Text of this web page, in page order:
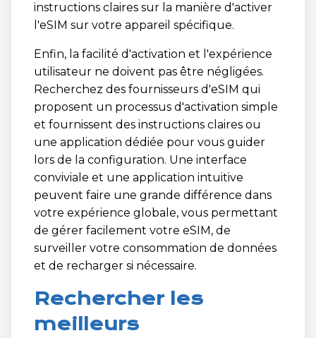
instructions claires sur la manière d'activer
l'eSIM sur votre appareil spécifique.
Enfin, la facilité d'activation et l'expérience
utilisateur ne doivent pas être négligées.
Recherchez des fournisseurs d'eSIM qui
proposent un processus d'activation simple
et fournissent des instructions claires ou
une application dédiée pour vous guider
lors de la configuration. Une interface
conviviale et une application intuitive
peuvent faire une grande différence dans
votre expérience globale, vous permettant
de gérer facilement votre eSIM, de
surveiller votre consommation de données
et de recharger si nécessaire.
Rechercher les
meilleurs